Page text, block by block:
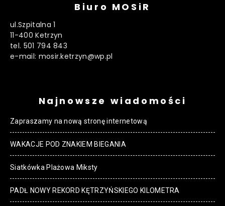
Biuro MOSiR
ul.Szpitalna 1
11-400 Ketrzyn
tel. 501 794 843
e-mail: mosir.ketrzyn@wp.pl
Najnowsze wiadomości
Zapraszamy na nową stronę internetową
WAKACJE POD ZNAKIEM BIEGANIA
Siatkówka Plażowa Miksty
PADŁ NOWY REKORD KĘTRZYŃSKIEGO KILOMETRA